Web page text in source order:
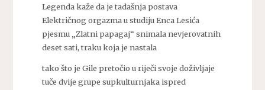
Legenda kaže da je tadašnja postava
Električnog orgazma u studiju Enca Lesića
pjesmu „Zlatni papagaj“ snimala nevjerovatnih
deset sati, traku koja je nastala
tako što je Gile pretočio u riječi svoje doživljaje
tuče dvije grupe supkulturnjaka ispred